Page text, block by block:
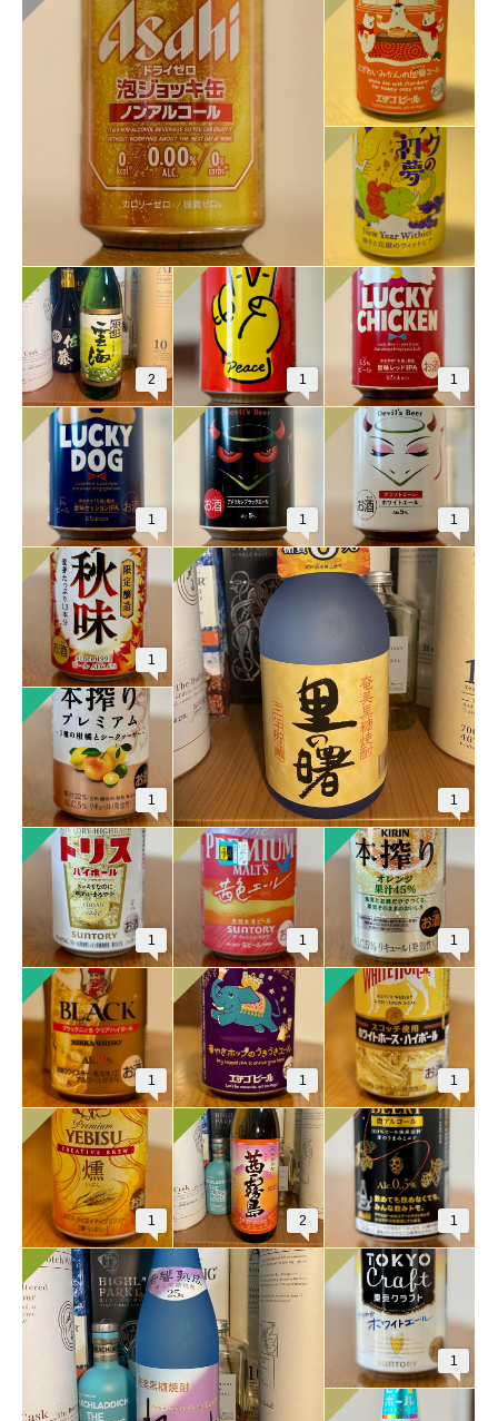
2 1 1
1 1 1
1
1
1
1 1 1
1 1 1
1 2 1
1